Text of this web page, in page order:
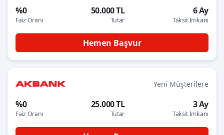
%0
Faiz Oranı
50.000 TL
Tutar
6 Ay
Taksit İmkanı
Hemen Başvur
Yeni Müşterilere
%0
Faiz Oranı
25.000 TL
Tutar
3 Ay
Taksit İmkanı